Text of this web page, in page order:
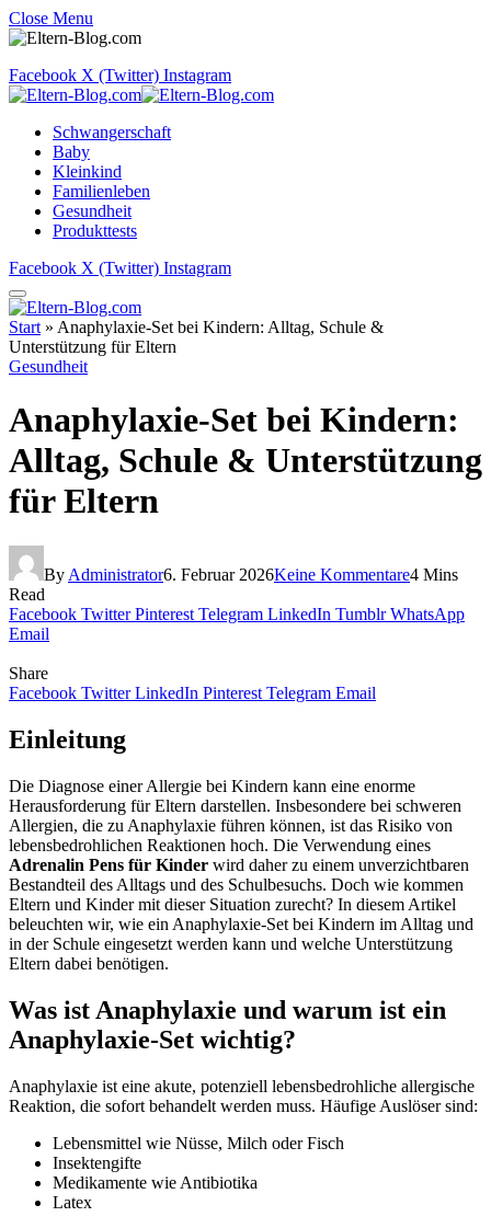
Close Menu
Facebook X (Twitter) Instagram
Schwangerschaft
Baby
Kleinkind
Familienleben
Gesundheit
Produkttests
Facebook X (Twitter) Instagram
Start » Anaphylaxie-Set bei Kindern: Alltag, Schule &
Unterstützung für Eltern
Gesundheit
Anaphylaxie-Set bei Kindern:
Alltag, Schule & Unterstützung
für Eltern
By Administrator6. Februar 2026Keine Kommentare4 Mins
Read
Facebook Twitter Pinterest Telegram LinkedIn Tumblr WhatsApp
Email
Share
Facebook Twitter LinkedIn Pinterest Telegram Email
Einleitung
Die Diagnose einer Allergie bei Kindern kann eine enorme
Herausforderung für Eltern darstellen. Insbesondere bei schweren
Allergien, die zu Anaphylaxie führen können, ist das Risiko von
lebensbedrohlichen Reaktionen hoch. Die Verwendung eines
Adrenalin Pens für Kinder wird daher zu einem unverzichtbaren
Bestandteil des Alltags und des Schulbesuchs. Doch wie kommen
Eltern und Kinder mit dieser Situation zurecht? In diesem Artikel
beleuchten wir, wie ein Anaphylaxie-Set bei Kindern im Alltag und
in der Schule eingesetzt werden kann und welche Unterstützung
Eltern dabei benötigen.
Was ist Anaphylaxie und warum ist ein
Anaphylaxie-Set wichtig?
Anaphylaxie ist eine akute, potenziell lebensbedrohliche allergische
Reaktion, die sofort behandelt werden muss. Häufige Auslöser sind:
Lebensmittel wie Nüsse, Milch oder Fisch
Insektengifte
Medikamente wie Antibiotika
Latex